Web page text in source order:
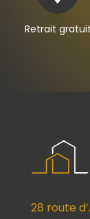
Retrait gratuit
28 route